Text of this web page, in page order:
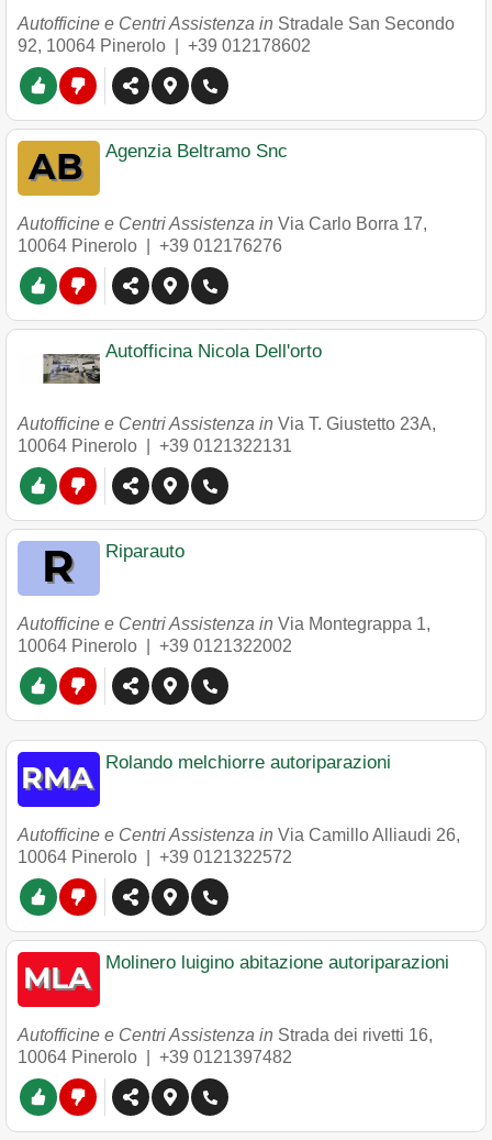
Autofficine e Centri Assistenza in Stradale San Secondo
92, 10064 Pinerolo +39 012178602
Agenzia Beltramo Snc
Autofficine e Centri Assistenza in Via Carlo Borra 17,
10064 Pinerolo +39 012176276
Autofficina Nicola Dell'orto
Autofficine e Centri Assistenza in Via T. Giustetto 23A,
10064 Pinerolo +39 0121322131
Riparauto
Autofficine e Centri Assistenza in Via Montegrappa 1,
10064 Pinerolo +39 0121322002
Rolando melchiorre autoriparazioni
Autofficine e Centri Assistenza in Via Camillo Alliaudi 26,
10064 Pinerolo +39 0121322572
Molinero luigino abitazione autoriparazioni
Autofficine e Centri Assistenza in Strada dei rivetti 16,
10064 Pinerolo +39 0121397482